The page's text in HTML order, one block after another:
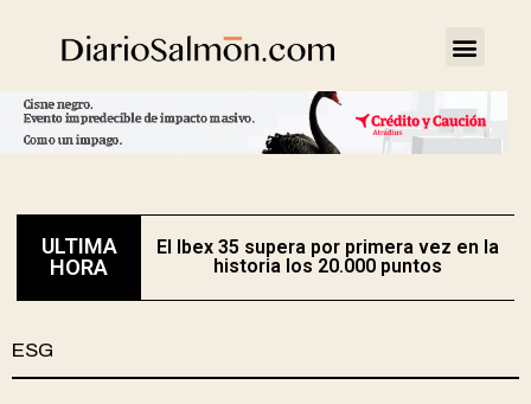
ULTIMA
HORA
El Ibex 35 supera por primera vez en la
historia los 20.000 puntos
ESG